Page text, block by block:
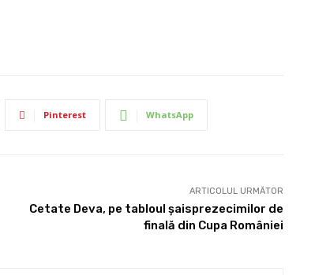
Pinterest WhatsApp
ARTICOLUL URMĂTOR
Cetate Deva, pe tabloul şaisprezecimilor de
finală din Cupa României